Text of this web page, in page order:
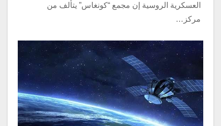
العسكرية الروسية إن مجمع “كونغاس” يتألف من
مركز…